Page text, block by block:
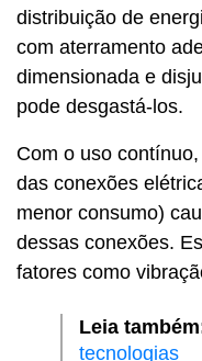
distribuição de
com aterramento
dimensionada e
pode desgastá-los.
Com o uso
das conexões
menor consumo)
dessas conexões.
fatores como
Leia
tecnologias